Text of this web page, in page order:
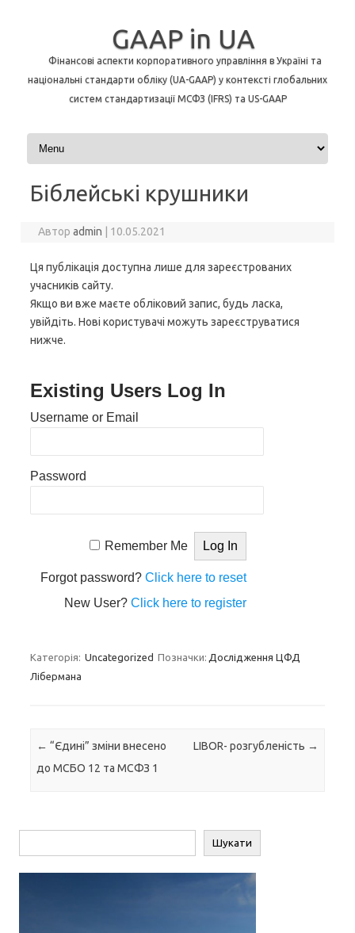
GAAP in UA
Фінансові аспекти корпоративного управління в Україні та
національні стандарти обліку (UA-GAAP) у контексті глобальних
систем стандартизації МСФЗ (IFRS) та US-GAAP
Перейти до контенту
Біблейські крушники
Авторadmin 10.05.2021
Ця публікація доступна лише для зареєстрованих
учасників сайту.
Якщо ви вже маєте обліковий запис, будь ласка,
увійдіть. Нові користувачі можуть зареєструватися
нижче.
Existing Users Log In
Username or Email
Password
Remember Me
Forgot password?Click here to reset
New User?Click here to register
Категорія: Uncategorized Позначки: Дослідження ЦФД
Лібермана
Навігація по запису
← “Єдині” зміни внесено
до МСБО 12 та МСФЗ 1
LIBOR- розгубленість →
Шукати